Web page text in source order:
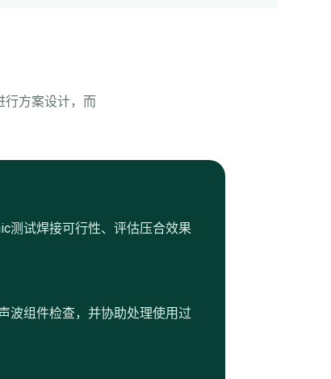
行方案设计，而
测试焊接可行性、评估压合效果
波组件检查，并协助处理使用过